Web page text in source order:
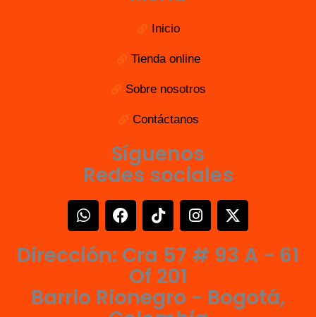
Inicio
Tienda online
Sobre nosotros
Contáctanos
Síguenos
Redes sociales
W
h
t
p
F
a
e
o
T
i
o
k
I
n
t
r
X
-
w
t
Dirección: Cra 57 # 93 A - 61
Of 201
Barrio Rionegro - Bogotá,